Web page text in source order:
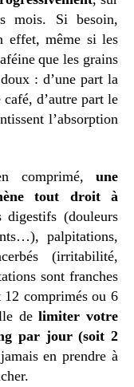
mois. Si besoin,
effet, même si les
que les grains
: d’une part la
d’autre part le
l’absorption
comprimé, une
tout droit à
digestifs (douleurs
palpitations,
(irritabilité,
sont franches
comprimés ou 6
delimiter votre
par jour (soit 2
en prendre à